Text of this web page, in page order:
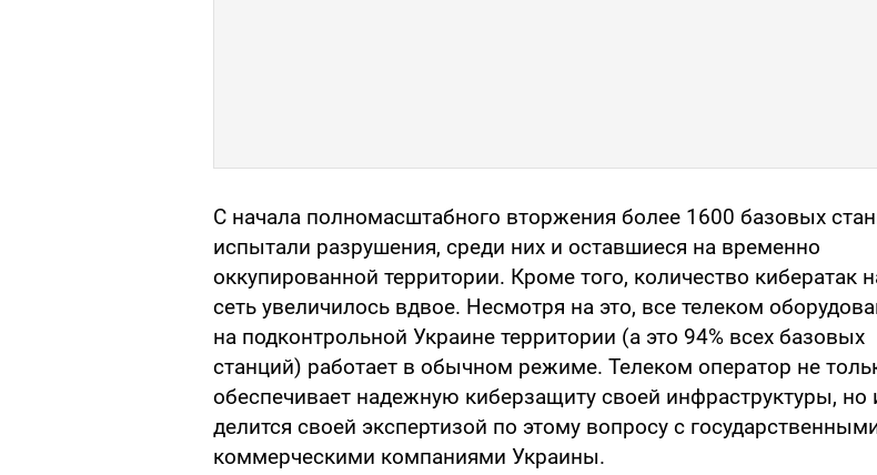
С начала полномасштабного вторжения более 1600 базовых
испытали разрушения, среди них и оставшиеся на временно
оккупированной территории. Кроме того, количество кибератак
сеть увеличилось вдвое. Несмотря на это, все телеком
на подконтрольной Украине территории (а это 94% всех базовых
станций) работает в обычном режиме. Телеком оператор не
обеспечивает надежную киберзащиту своей инфраструктуры, но
делится своей экспертизой по этому вопросу с
коммерческими компаниями Украины.